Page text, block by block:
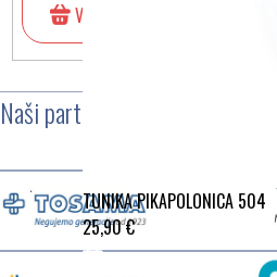
TUNIKA PIKAPOLONICA 504
25,90 €
V košarico
Naši partnerji